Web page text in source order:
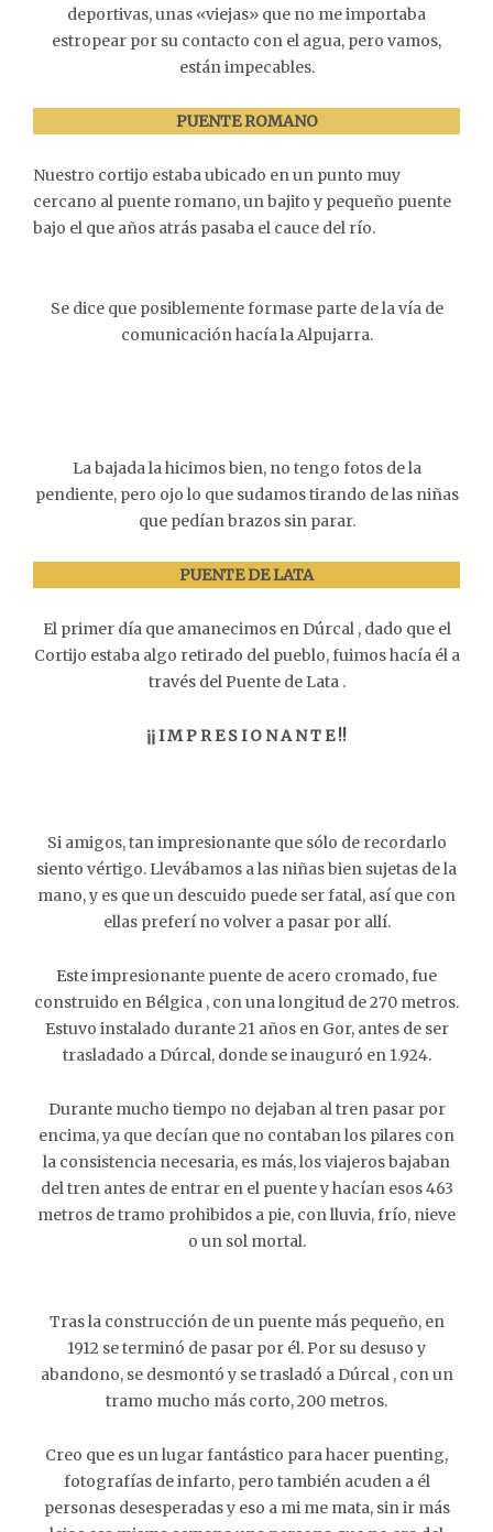
deportivas, unas «viejas» que no me importaba
estropear por su contacto con el agua, pero vamos,
están impecables.
PUENTE ROMANO
Nuestro cortijo estaba ubicado en un punto muy
cercano al puente romano, un bajito y pequeño puente
bajo el que años atrás pasaba el cauce del río.
Se dice que posiblemente formase parte de la vía de
comunicación hacía la Alpujarra.
La bajada la hicimos bien, no tengo fotos de la
pendiente, pero ojo lo que sudamos tirando de las niñas
que pedían brazos sin parar.
PUENTE DE LATA
El primer día que amanecimos en Dúrcal , dado que el
Cortijo estaba algo retirado del pueblo, fuimos hacía él a
través del Puente de Lata .
¡¡ I M P R E S I O N A N T E !!
Si amigos, tan impresionante que sólo de recordarlo
siento vértigo. Llevábamos a las niñas bien sujetas de la
mano, y es que un descuido puede ser fatal, así que con
ellas preferí no volver a pasar por allí.
Este impresionante puente de acero cromado, fue
construido en Bélgica , con una longitud de 270 metros.
Estuvo instalado durante 21 años en Gor, antes de ser
trasladado a Dúrcal, donde se inauguró en 1.924.
Durante mucho tiempo no dejaban al tren pasar por
encima, ya que decían que no contaban los pilares con
la consistencia necesaria, es más, los viajeros bajaban
del tren antes de entrar en el puente y hacían esos 463
metros de tramo prohibidos a pie, con lluvia, frío, nieve
o un sol mortal.
Tras la construcción de un puente más pequeño, en
1912 se terminó de pasar por él. Por su desuso y
abandono, se desmontó y se trasladó a Dúrcal , con un
tramo mucho más corto, 200 metros.
Creo que es un lugar fantástico para hacer puenting,
fotografías de infarto, pero también acuden a él
personas desesperadas y eso a mi me mata, sin ir más